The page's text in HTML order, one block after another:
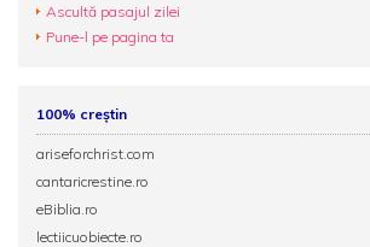
Ascultă pasajul zilei
Pune-l pe pagina ta
100% creștin
ariseforchrist.com
cantaricrestine.ro
eBiblia.ro
lectiicuobiecte.ro